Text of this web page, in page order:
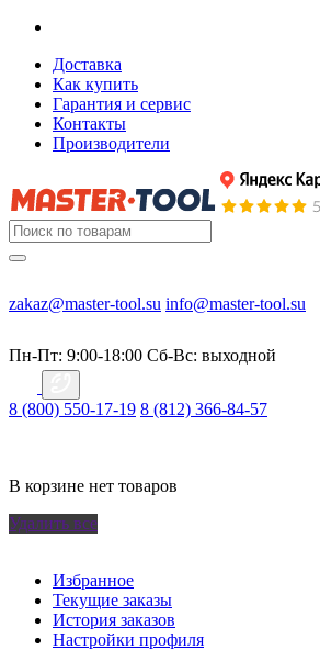
Доставка
Как купить
Гарантия и сервис
Контакты
Производители
zakaz@master-tool.su info@master-tool.su
Пн-Пт: 9:00-18:00 Cб-Вс: выходной
8 (800) 550-17-19 8 (812) 366-84-57
В корзине нет товаров
Удалить все
Избранное
Текущие заказы
История заказов
Настройки профиля